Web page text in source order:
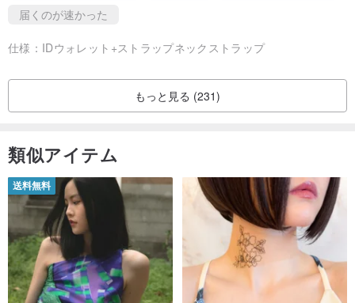
届くのが速かった
仕様： IDウォレット+ストラップネックストラップ
もっと見る (231)
類似アイテム
送料無料